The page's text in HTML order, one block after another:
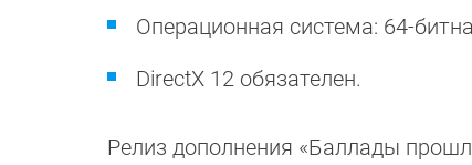
Операционная система: 64-
DirectX 12 обязателен.
Релиз дополнения «Баллады